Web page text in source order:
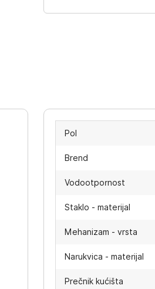
Pol
Brend
Vodootpornost
Staklo - materijal
Mehanizam - vrsta
Narukvica - materijal
Prečnik kućišta